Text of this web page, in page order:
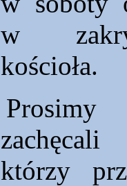
w
kościoła.
którzy